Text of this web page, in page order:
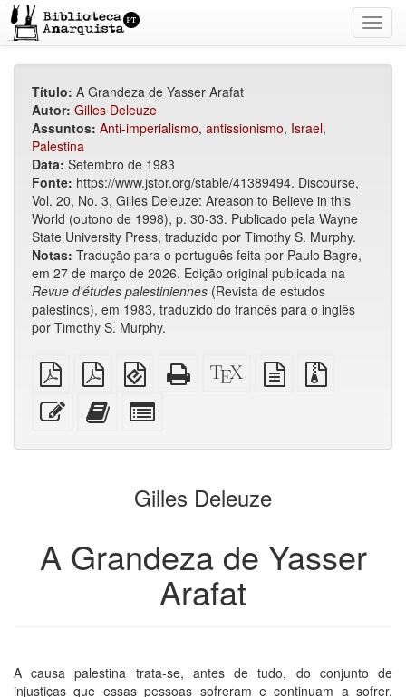
Título: A Grandeza de Yasser Arafat
Autor: Gilles Deleuze
Assuntos: Anti-imperialismo, antissionismo, Israel,
Palestina
Data: Setembro de 1983
Fonte: https://www.jstor.org/stable/41389494. Discourse,
Vol. 20, No. 3, Gilles Deleuze: Areason to Believe in this
World (outono de 1998), p. 30-33. Publicado pela Wayne
State University Press, traduzido por Timothy S. Murphy.
Notas: Tradução para o português feita por Paulo Bagre,
em 27 de março de 2026. Edição original publicada na
Revue d'études palestiniennes (Revista de estudos
palestinos), em 1983, traduzido do francês para o inglês
por Timothy S. Murphy.
PDF
simples
PDF
imposto
sobre
EPUB
(para
dispositivos
móveis)
HTML
puro
Código-
fonte
fonte
em
Editar
esse
Adicionar
este
ao
livros
para
bookbuilder
Gilles Deleuze
A Grandeza de Yasser
Arafat
A causa palestina trata-se, antes de tudo, do conjunto de
injustiças que essas pessoas sofreram e continuam a sofrer.